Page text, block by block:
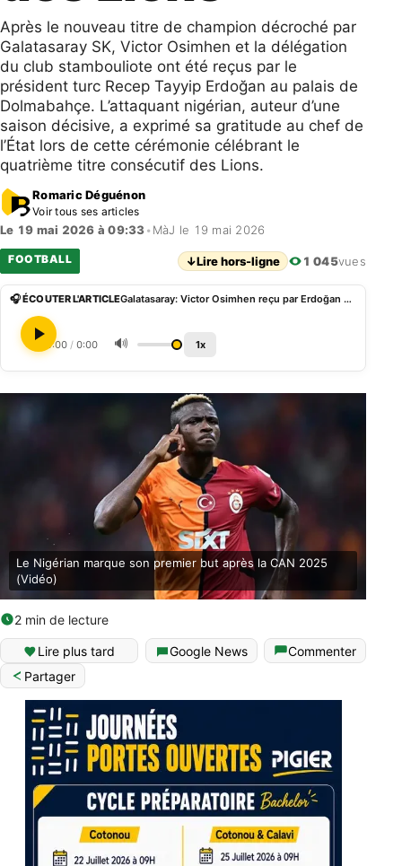
Après le nouveau titre de champion décroché par
Galatasaray SK, Victor Osimhen et la délégation
du club stambouliote ont été reçus par le
président turc Recep Tayyip Erdoğan au palais de
Dolmabahçe. L’attaquant nigérian, auteur d’une
saison décisive, a exprimé sa gratitude au chef de
l’État lors de cette cérémonie célébrant le
quatrième titre consécutif des Lions.
Romaric Déguénon
Voir tous ses articles
Le 19 mai 2026 à 09:33• MàJ le 19 mai 2026
FOOTBALL ↓Lire hors-ligne 1 045vues
🎧 ÉCOUTER L'ARTICLE Galatasaray: Victor Osimhen reçu par Erdoğan après le sacre des Lions
0:00 / 0:00 🔊 1x
Le Nigérian marque son premier but après la CAN 2025
(Vidéo)
2 min de lecture
Lire plus tard Google News
Commenter
Partager